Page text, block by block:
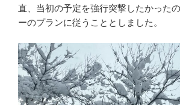
直、当初の予定を強行突撃したかった
ーのプランに従うこととしました。